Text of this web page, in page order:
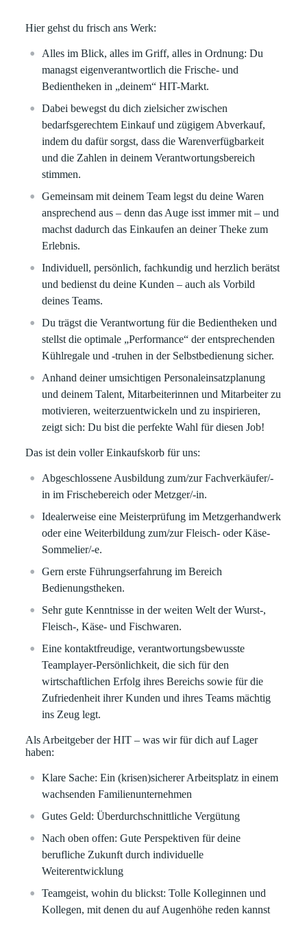
Hier gehst du frisch ans Werk:
Alles im Blick, alles im Griff, alles in Ordnung: Du
managst eigenverantwortlich die Frische- und
Bedientheken in „deinem“ HIT-Markt.
Dabei bewegst du dich zielsicher zwischen
bedarfsgerechtem Einkauf und zügigem Abverkauf,
indem du dafür sorgst, dass die Warenverfügbarkeit
und die Zahlen in deinem Verantwortungsbereich
stimmen.
Gemeinsam mit deinem Team legst du deine Waren
ansprechend aus – denn das Auge isst immer mit – und
machst dadurch das Einkaufen an deiner Theke zum
Erlebnis.
Individuell, persönlich, fachkundig und herzlich berätst
und bedienst du deine Kunden – auch als Vorbild
deines Teams.
Du trägst die Verantwortung für die Bedientheken und
stellst die optimale „Performance“ der entsprechenden
Kühlregale und -truhen in der Selbstbedienung sicher.
Anhand deiner umsichtigen Personaleinsatzplanung
und deinem Talent, Mitarbeiterinnen und Mitarbeiter zu
motivieren, weiterzuentwickeln und zu inspirieren,
zeigt sich: Du bist die perfekte Wahl für diesen Job!
Das ist dein voller Einkaufskorb für uns:
Abgeschlossene Ausbildung zum/zur Fachverkäufer/-
in im Frischebereich oder Metzger/-in.
Idealerweise eine Meisterprüfung im Metzgerhandwerk
oder eine Weiterbildung zum/zur Fleisch- oder Käse-
Sommelier/-e.
Gern erste Führungserfahrung im Bereich
Bedienungstheken.
Sehr gute Kenntnisse in der weiten Welt der Wurst-,
Fleisch-, Käse- und Fischwaren.
Eine kontaktfreudige, verantwortungsbewusste
Teamplayer-Persönlichkeit, die sich für den
wirtschaftlichen Erfolg ihres Bereichs sowie für die
Zufriedenheit ihrer Kunden und ihres Teams mächtig
ins Zeug legt.
Als Arbeitgeber der HIT – was wir für dich auf Lager
haben:
Klare Sache:Ein (krisen)sicherer Arbeitsplatz in einem
wachsenden Familienunternehmen
Gutes Geld:Überdurchschnittliche Vergütung
Nach oben offen:Gute Perspektiven für deine
berufliche Zukunft durch individuelle
Weiterentwicklung
Teamgeist, wohin du blickst:Tolle Kolleginnen und
Kollegen, mit denen du auf Augenhöhe reden kannst